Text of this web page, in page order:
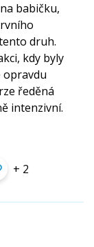
babičku,
druh.
kdy byly
opravdu
ředěná
intenzivní.
+ 2